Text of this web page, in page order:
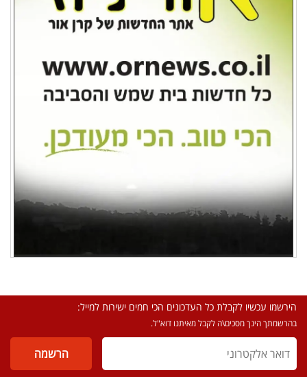
הירשמו עכשיו לקבלת כל העדכונים הכי חמים ישירות למייל:
בהרשמתך הינך מסכים\ה לקבל מאיתנו דוא"ל.